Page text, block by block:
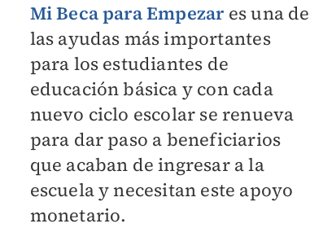
Mi Beca para Empezar es una de
las ayudas más importantes
para los estudiantes de
educación básica y con cada
nuevo ciclo escolar se renueva
para dar paso a beneficiarios
que acaban de ingresar a la
escuela y necesitan este apoyo
monetario.